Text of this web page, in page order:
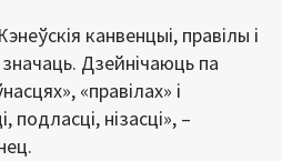
канвенцыі, правілы і
Дзейнічаюць па
«правілах» і
подласці, нізасці», –